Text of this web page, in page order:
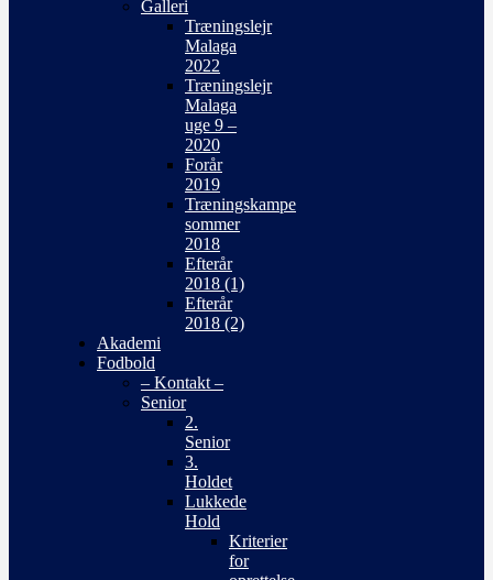
Galleri
Træningslejr
Malaga
2022
Træningslejr
Malaga
uge 9 –
2020
Forår
2019
Træningskampe
sommer
2018
Efterår
2018 (1)
Efterår
2018 (2)
Akademi
Fodbold
– Kontakt –
Senior
2.
Senior
3.
Holdet
Lukkede
Hold
Kriterier
for